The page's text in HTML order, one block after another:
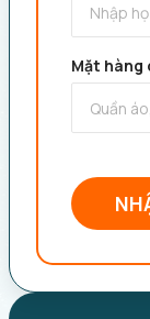
Mặt hàng